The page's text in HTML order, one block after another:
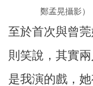
鄭孟晃攝影）
至於首次與曾
則笑說，其實
是我演的戲，